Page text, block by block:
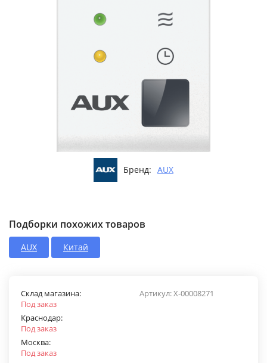
Бренд: AUX
Подборки похожих товаров
AUX Китай
Артикул:X-00008271
Склад магазина:
Под заказ
Краснодар:
Под заказ
Москва:
Под заказ